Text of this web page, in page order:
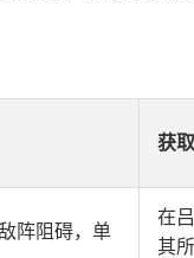
获
阵阻碍，单
在
其